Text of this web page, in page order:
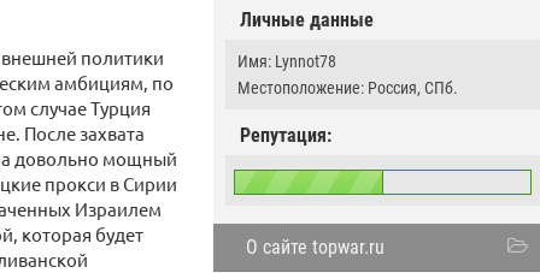
Личные данные
Имя: Lynnot78
Местоположение: Россия, СПб.
Репутация:
О сайте topwar.ru
политики
амбициям, по
случае Турция
После захвата
довольно мощный
прокси в Сирии
Израилем
которая будет